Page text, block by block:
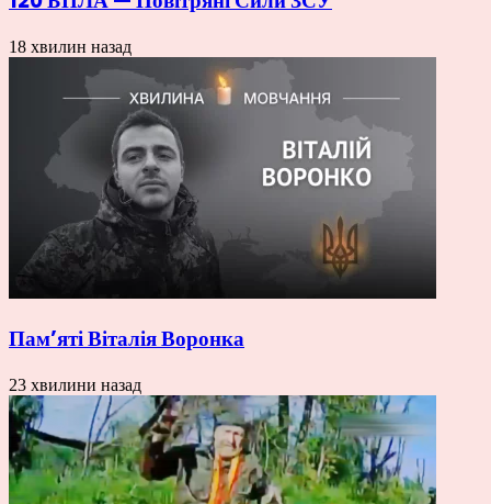
18 хвилин назад
Пам’яті Віталія Воронка
23 хвилини назад